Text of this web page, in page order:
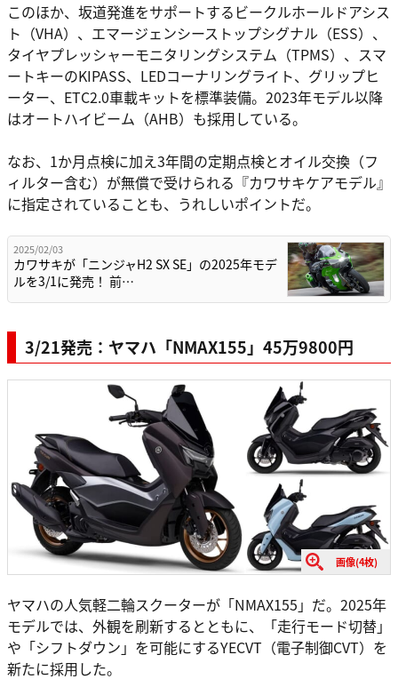
このほか、坂道発進をサポートするビークルホールドアシス
ト（VHA）、エマージェンシーストップシグナル（ESS）、
タイヤプレッシャーモニタリングシステム（TPMS）、スマ
ートキーのKIPASS、LEDコーナリングライト、グリップヒ
ーター、ETC2.0車載キットを標準装備。2023年モデル以降
はオートハイビーム（AHB）も採用している。
なお、1か月点検に加え3年間の定期点検とオイル交換（フ
ィルター含む）が無償で受けられる『カワサキケアモデル』
に指定されていることも、うれしいポイントだ。
2025/02/03
カワサキが「ニンジャH2 SX SE」の2025年モデ
ルを3/1に発売！ 前…
3/21発売：ヤマハ「NMAX155」45万9800円
画像(4枚)
ヤマハの人気軽二輪スクーターが「NMAX155」だ。2025年
モデルでは、外観を刷新するとともに、「走行モード切替」
や「シフトダウン」を可能にするYECVT（電子制御CVT）を
新たに採用した。